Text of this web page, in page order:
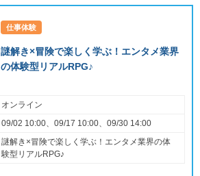
仕事体験
謎解き×冒険で楽しく学ぶ！エンタメ業界
の体験型リアルRPG♪
オンライン
09/02 10:00、09/17 10:00、09/30 14:00
謎解き×冒険で楽しく学ぶ！エンタメ業界の体
験型リアルRPG♪